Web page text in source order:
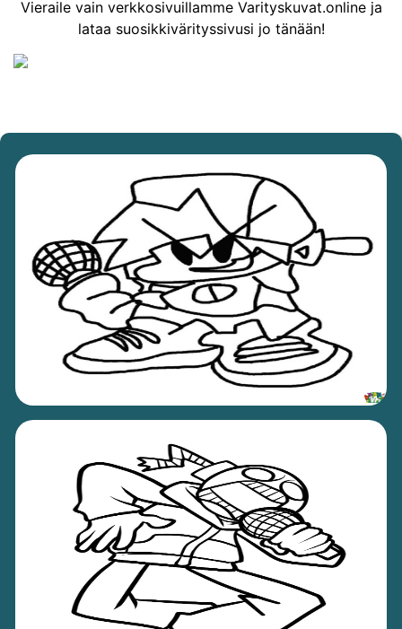
Vieraile vain verkkosivuillamme Varityskuvat.online ja
lataa suosikkivärityssivusi jo tänään!